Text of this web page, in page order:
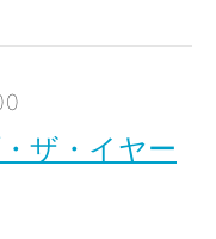
ザ・イヤー